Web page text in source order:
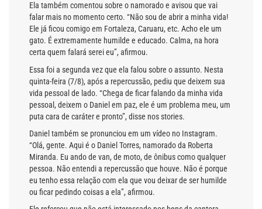
Ela também comentou sobre o namorado e avisou que vai
falar mais no momento certo. “Não sou de abrir a minha vida!
Ele já ficou comigo em Fortaleza, Caruaru, etc. Acho ele um
gato. É extremamente humilde e educado. Calma, na hora
certa quem falará serei eu”, afirmou.
Essa foi a segunda vez que ela falou sobre o assunto. Nesta
quinta-feira (7/8), após a repercussão, pediu que deixem sua
vida pessoal de lado. “Chega de ficar falando da minha vida
pessoal, deixem o Daniel em paz, ele é um problema meu, um
puta cara de caráter e pronto”, disse nos stories.
Daniel também se pronunciou em um vídeo no Instagram.
“Olá, gente. Aqui é o Daniel Torres, namorado da Roberta
Miranda. Eu ando de van, de moto, de ônibus como qualquer
pessoa. Não entendi a repercussão que houve. Não é porque
eu tenho essa relação com ela que vou deixar de ser humilde
ou ficar pedindo coisas a ela”, afirmou.